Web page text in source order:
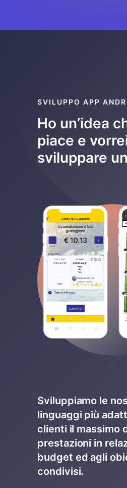
SVILUPPO APP
Ho un’idea
piace e
sviluppare
Sviluppiamo le
linguaggi più
clienti il massimo
prestazioni in
budget ed agli
condivisi.